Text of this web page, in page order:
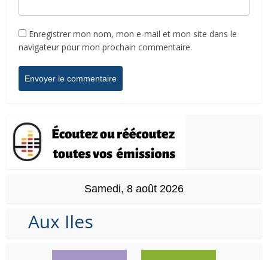
Enregistrer mon nom, mon e-mail et mon site dans le
navigateur pour mon prochain commentaire.
Samedi, 8 août 2026
Aux Iles